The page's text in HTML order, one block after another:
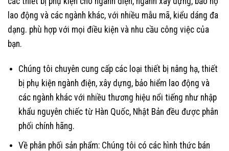
lao động và các ngành khác, với nhiều mẫu mã, kiểu dáng đa
dạng. phù hợp với mọi điều kiện và nhu cầu công việc của
bạn.
Chúng tôi chuyên cung cấp các loại thiết bị nâng hạ, thiết
bị phụ kiện ngành điện, xây dựng, bảo hiểm lao động và
các ngành khác với nhiều thương hiệu nổi tiếng như nhập
khẩu nguyên chiếc từ Hàn Quốc, Nhật Bản đều được phân
phối chính hãng.
Về phân phối sản phẩm: Chúng tôi có các hình thức bán